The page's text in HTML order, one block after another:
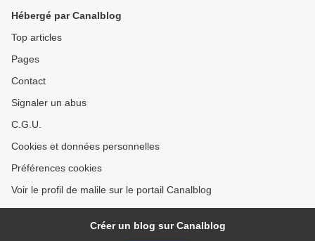
Hébergé par Canalblog
Top articles
Pages
Contact
Signaler un abus
C.G.U.
Cookies et données personnelles
Préférences cookies
Voir le profil de malile sur le portail Canalblog
Créer un blog sur Canalblog